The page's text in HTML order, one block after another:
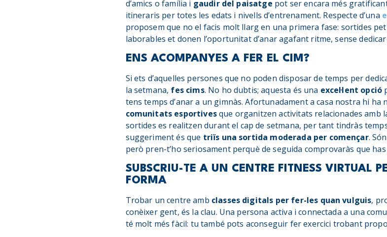
d’amics o família i gaudir del paisatge pot ser encara més
itineraris per totes les edats i nivells d’entrenament. Respecte d’una
proposem que no el facis molt llarg en una primera fase: sortides
laborables et donen l’oportunitat d’anar agafant ritme, sense
ENS ACOMPANYES A FER EL CIM?
Si ets d’aquelles persones que no poden disposar de temps per
la setmana, fes cims. No ho dubtis; aquesta és una excel·lent opció
tens temps d’anar a un gimnàs. Afortunadament a casa nostra hi ha
comunitats esportivesque organitzen activitats relacionades amb
sortides es realitzen durant el cap de setmana, per tant tindràs
suggeriment és que triïs una sortida moderada per començar.
però pren-t’ho seriosament perquè de seguida comprovaràs que has
SUBSCRIU-TE A UN CENTRE FITNESS VIRTUAL
FORMA
Trobar un centre amb classes digitals per fer-les quan vulguis,
conèixer gent, és la clau. Una persona activa i connectada a una
té molt més fàcil: tu també pots aconseguir fer exercici trobant